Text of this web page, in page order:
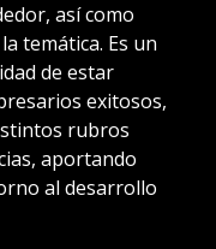
así como
temática. Es un
de estar
exitosos,
rubros
aportando
al desarrollo